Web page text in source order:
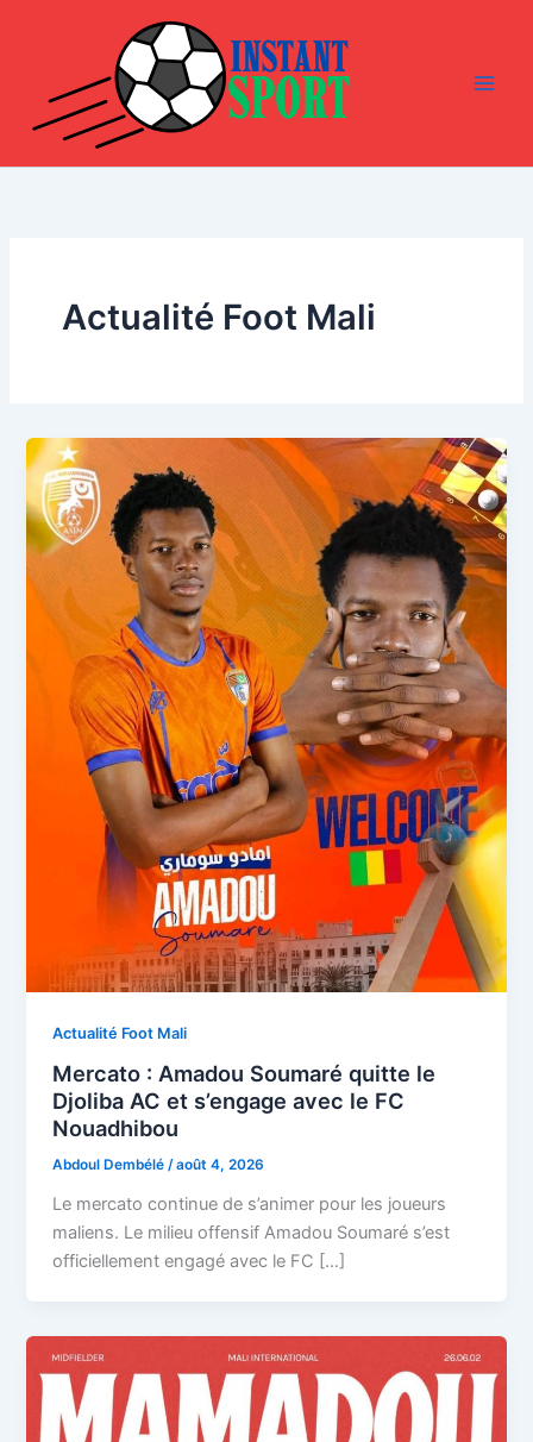
Actualité Foot Mali
Actualité Foot Mali
Mercato : Amadou Soumaré quitte le
Djoliba AC et s’engage avec le FC
Nouadhibou
Abdoul Dembélé/août 4, 2026
Le mercato continue de s’animer pour les joueurs
maliens. Le milieu offensif Amadou Soumaré s’est
officiellement engagé avec le FC […]